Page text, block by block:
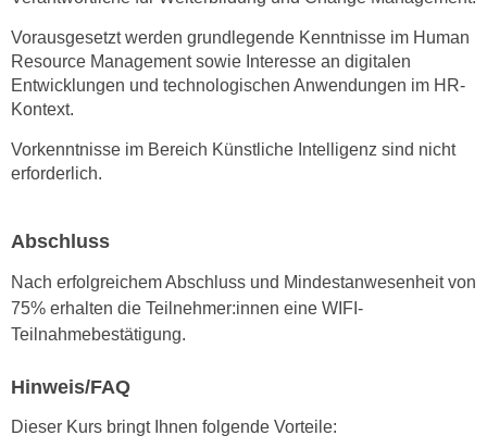
Vorausgesetzt werden grundlegende Kenntnisse im Human
Resource Management sowie Interesse an digitalen
Entwicklungen und technologischen Anwendungen im HR-
Kontext.
Vorkenntnisse im Bereich Künstliche Intelligenz sind nicht
erforderlich.
Abschluss
Nach erfolgreichem Abschluss und Mindestanwesenheit von
75% erhalten die Teilnehmer:innen eine WIFI-
Teilnahmebestätigung.
Hinweis/FAQ
Dieser Kurs bringt Ihnen folgende Vorteile:
e
l
e
a
n
e
n
h
a
n
,
g
e
l
a
e
n
I
h
e
u